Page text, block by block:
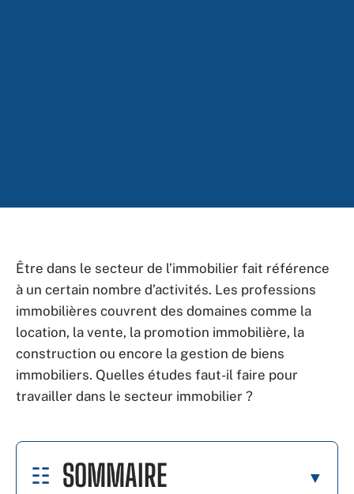
Être dans le secteur de l’immobilier fait référence
à un certain nombre d’activités. Les professions
immobilières couvrent des domaines comme la
location, la vente, la promotion immobilière, la
construction ou encore la gestion de biens
immobiliers. Quelles études faut-il faire pour
travailler dans le secteur immobilier ?
SOMMAIRE